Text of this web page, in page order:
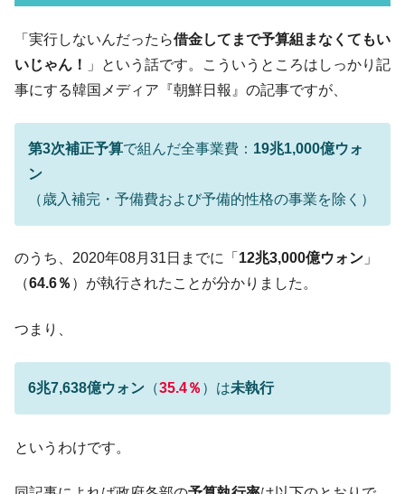
『Money1』
韓国「ここは北朝鮮なのか。選管がサーバ
ーにウソのデータを入力したのは明白だ」
言。
韓国は「中国と同じく」投資に不適格な国
だ。
『Money1』
す」⇒「金を経由するドル入手」手段ではないのか？
『Money1』
韓国･外為取引量「1日当たり1,214.4億ド
ル」まで拡大 ⇒ 海外資金の動きに強く左右される状態
『Money1』
韓国･帰ってきた李在明。李在明を支持しな
『Money1』
断
『Money1』
韓国･警察職員が「丸刈りになって抗議活
動」
『Money1』
中国だけが鉄鋼輸出を異常増加させる ⇒ 中
「実行しないんだったら借金してまで予算組まなくてもい
いじゃん！
」という話です。こういうところはしっかり記
事にする韓国メディア『朝鮮日報』の記事ですが、
第3次補正予算で組んだ全事業費： 19兆1,000億ウォ
ン
（歳入補完・予備費および予備的性格の事業を除く）
のうち、2020年08月31日までに「 12兆3,000億ウォン 」
（64.6％ ）が執行されたことが分かりました。
つまり、
6兆7,638億ウォン （35.4％ ）は未執行
というわけです。